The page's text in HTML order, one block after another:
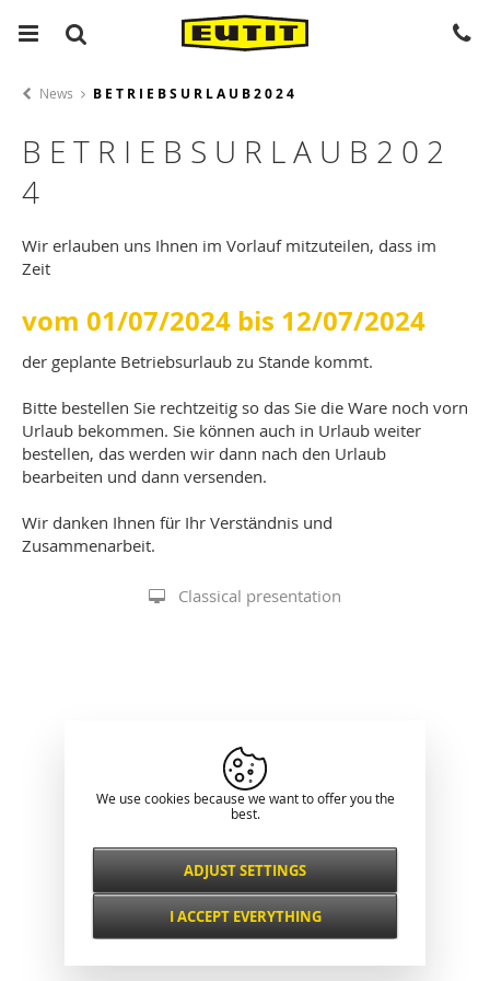
News B E T R I E B S U R L A U B 2 0 2 4
B E T R I E B S U R L A U B 2 0 2
4
Wir erlauben uns Ihnen im Vorlauf mitzuteilen, dass im
Zeit
vom 01/07/2024 bis 12/07/2024
der geplante Betriebsurlaub zu Stande kommt.
Bitte bestellen Sie rechtzeitig so das Sie die Ware noch vorn
Urlaub bekommen. Sie können auch in Urlaub weiter
bestellen, das werden wir dann nach den Urlaub
bearbeiten und dann versenden.
Wir danken Ihnen für Ihr Verständnis und
Zusammenarbeit.
Classical presentation
We use cookies because we want to offer you the
best.
Necessarily
ALWAYS ACTIVE
Functional and
ADJUST SETTINGS
I ACCEPT EVERYTHING